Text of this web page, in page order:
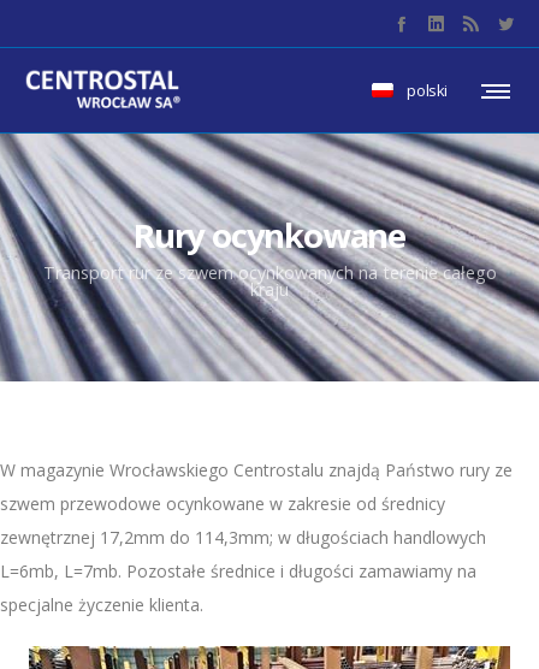
polski
Rury ocynkowane
Transport rur ze szwem ocynkowanych na terenie całego
kraju
W magazynie Wrocławskiego Centrostalu znajdą Państwo rury ze
szwem przewodowe ocynkowane w zakresie od średnicy
zewnętrznej 17,2mm do 114,3mm; w długościach handlowych
L=6mb, L=7mb. Pozostałe średnice i długości zamawiamy na
specjalne życzenie klienta.